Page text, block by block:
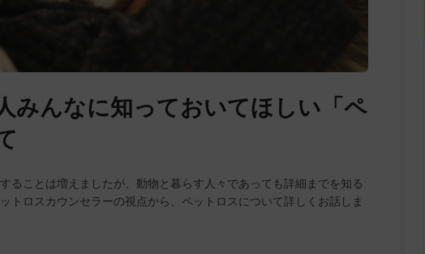
みんなに知っておいてほしい「ペ
ることは増えましたが、動物と暮らす人々であっても詳細までを知る
トロスカウンセラーの視点から、ペットロスについて詳しくお話しま